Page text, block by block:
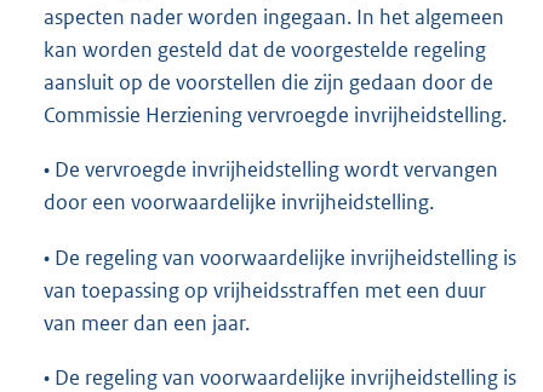
aspecten nader worden ingegaan. In het algemeen
kan worden gesteld dat de voorgestelde regeling
aansluit op de voorstellen die zijn gedaan door de
Commissie Herziening vervroegde invrijheidstelling.
• De vervroegde invrijheidstelling wordt vervangen
door een voorwaardelijke invrijheidstelling.
• De regeling van voorwaardelijke invrijheidstelling is
van toepassing op vrijheidsstraffen met een duur
van meer dan een jaar.
• De regeling van voorwaardelijke invrijheidstelling is